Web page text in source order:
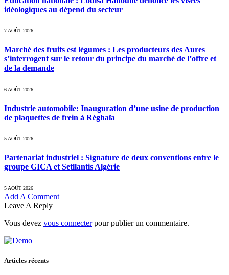
idéologiques au dépend du secteur
7 AOÛT 2026
Marché des fruits est légumes : Les producteurs des Aures
s’interrogent sur le retour du principe du marché de l’offre et
de la demande
6 AOÛT 2026
Industrie automobile: Inauguration d’une usine de production
de plaquettes de frein à Réghaïa
5 AOÛT 2026
Partenariat industriel : Signature de deux conventions entre le
groupe GICA et Setllantis Algérie
5 AOÛT 2026
Add A Comment
Leave A Reply
Vous devez vous connecterpour publier un commentaire.
Articles récents